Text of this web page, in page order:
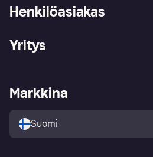
Henkilöasiakas
Kirjaudu sisään
Tutustu kauppoihin
Ostajan turva
Yritys
Kirjaudu sisään yrityksenä
Markkina
Suomi